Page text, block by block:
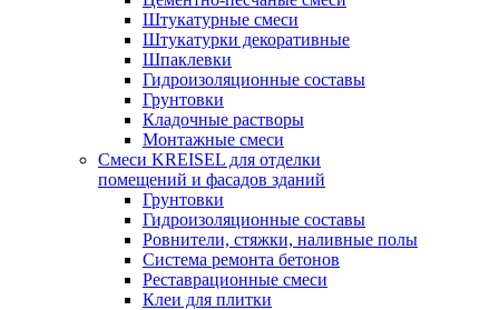
Штукатурные смеси
Штукатурки декоративные
Шпаклевки
Гидроизоляционные составы
Грунтовки
Кладочные растворы
Монтажные смеси
Смеси KREISEL для отделки
помещений и фасадов зданий
Грунтовки
Гидроизоляционные составы
Ровнители, стяжки, наливные полы
Cистема ремонта бетонов
Реставрационные смеси
Клеи для плитки